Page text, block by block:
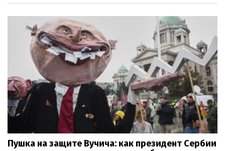
Пушка на защите Вучича: как президент Сербии